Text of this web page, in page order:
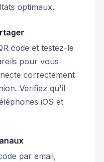
optimaux.
code et testez-le
pour vous
correctement
Vérifiez qu'il
iOS et
par email,